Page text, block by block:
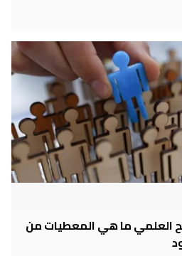
العلمي ما هي المعطيات من